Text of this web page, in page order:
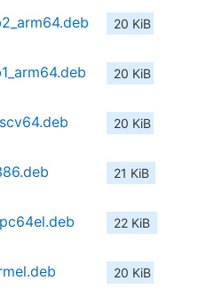
20 KiB
20 KiB
20 KiB
21 KiB
22 KiB
20 KiB